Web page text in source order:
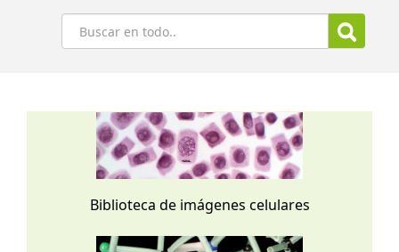
Buscar
Biblioteca de imágenes celulares